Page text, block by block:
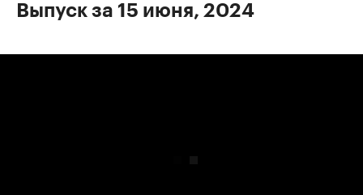
Выпуск за 15 июня, 2024